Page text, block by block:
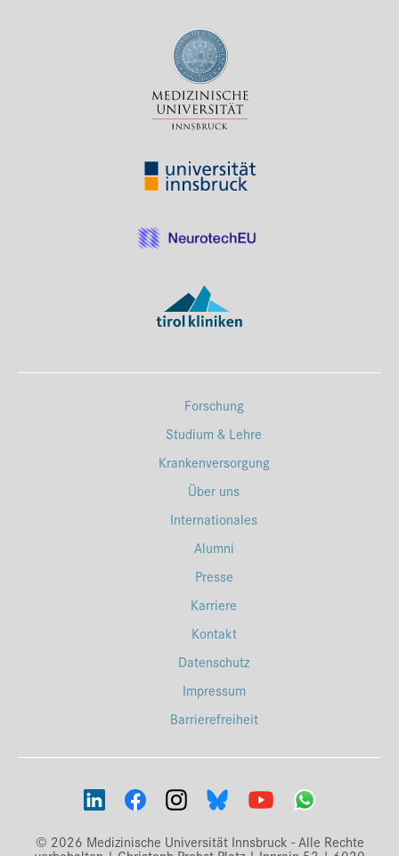
Forschung
Studium & Lehre
Krankenversorgung
Über uns
Internationales
Alumni
Presse
Karriere
Kontakt
Datenschutz
Impressum
Barrierefreiheit
© 2026 Medizinische Universität Innsbruck - Alle Rechte